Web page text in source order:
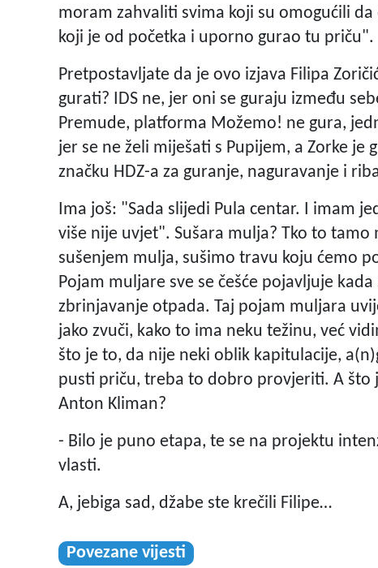
moram zahvaliti svima koji su omogućili
koji je od početka i uporno gurao tu priču".
Pretpostavljate da je ovo izjava Filipa
gurati? IDS ne, jer oni se guraju između
Premude, platforma Možemo! ne gura,
jer se ne želi miješati s Pupijem, a Zorke je
značku HDZ-a za guranje, naguravanje i
Ima još: "Sada slijedi Pula centar. I imam
više nije uvjet". Sušara mulja? Tko to
sušenjem mulja, sušimo travu koju ćemo
Pojam muljare sve se češće pojavljuje
zbrinjavanje otpada. Taj pojam muljara
jako zvuči, kako to ima neku težinu, već
što je to, da nije neki oblik kapitulacije,
pusti priču, treba to dobro provjeriti. A što
Anton Kliman?
- Bilo je puno etapa, te se na projektu
vlasti.
A, jebiga sad, džabe ste krečili Filipe…
Povezane vijesti